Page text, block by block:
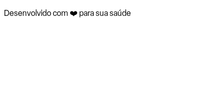
Desenvolvido com ❤️ para sua saúde